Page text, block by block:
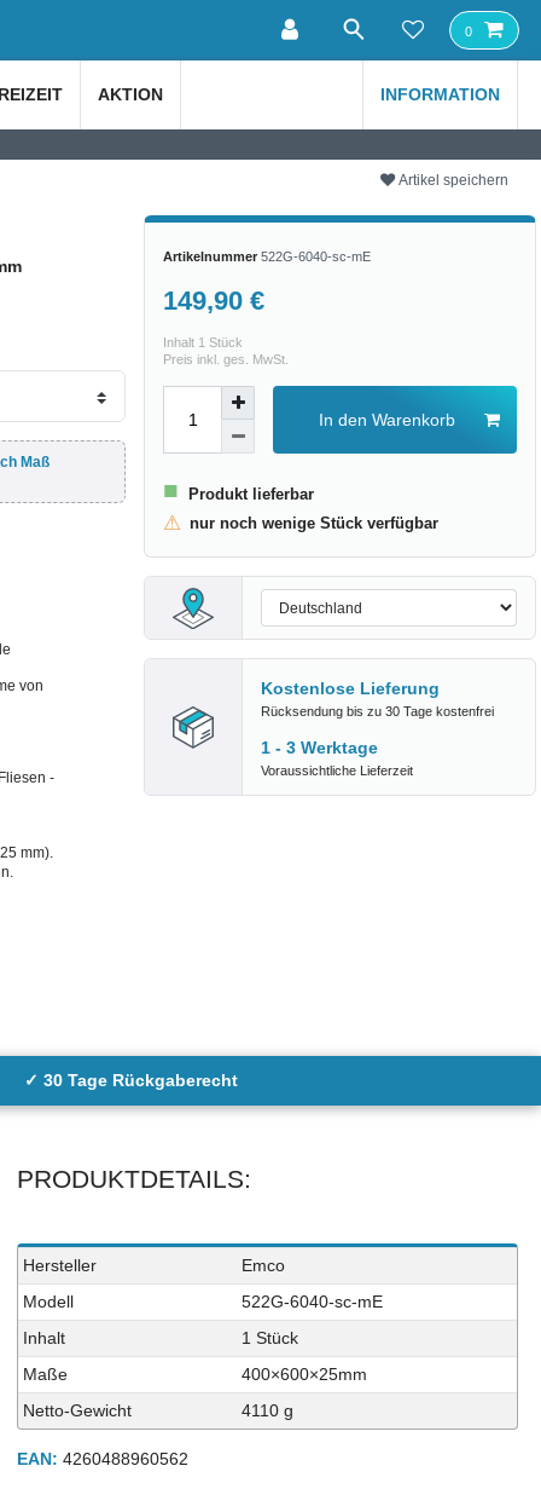
0
AKTION INFORMATION
Artikel speichern
Maß
von
-
mm).
Artikelnummer522G-6040-sc-mE
149,90 €
Inhalt 1Stück
Preis inkl. ges. MwSt.
In den Warenkorb
■ Produkt lieferbar
⚠ nur noch wenige Stück verfügbar
Kostenlose Lieferung
Rücksendung bis zu 30 Tage kostenfrei
1 - 3 Werktage
Voraussichtliche Lieferzeit
✓ 30 Tage Rückgaberecht
PRODUKTDETAILS:
Technisches
Merkmal
Wert
Hersteller
Emco
Modell
522G-6040-sc-mE
Inhalt
1 Stück
Maße
400×600×25mm
Netto-Gewicht
4110 g
EAN: 4260488960562